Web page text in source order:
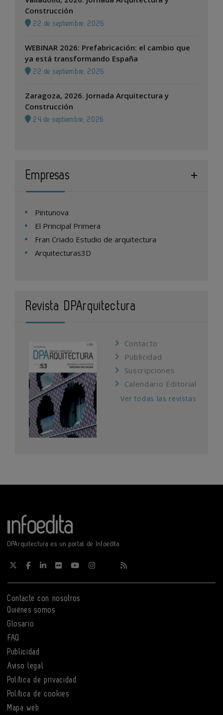
Construcción
22 de septiembre, 2026
WEBINAR 2026: Prefabricación: el cambio que
ya está transformando España
22 de septiembre, 2026
Zaragoza, 2026. Jornada Arquitectura y
Construcción
24 de septiembre, 2026
Empresas
Pintunova
El Principal Primera
Fran Criado Estudio de arquitectura
Arquitecturas3D
Revista DPArquitectura
Contacto
Publicidad
Suscripciones
Calendario Editorial
Ver todas las revistas
DPArquitectura es un portal de Infoedita
Contacte con nosotros
Quiénes somos
Glosario
FAQ
Publicidad
Aviso legal
Política de privacidad
Política de cookies
Mapa web